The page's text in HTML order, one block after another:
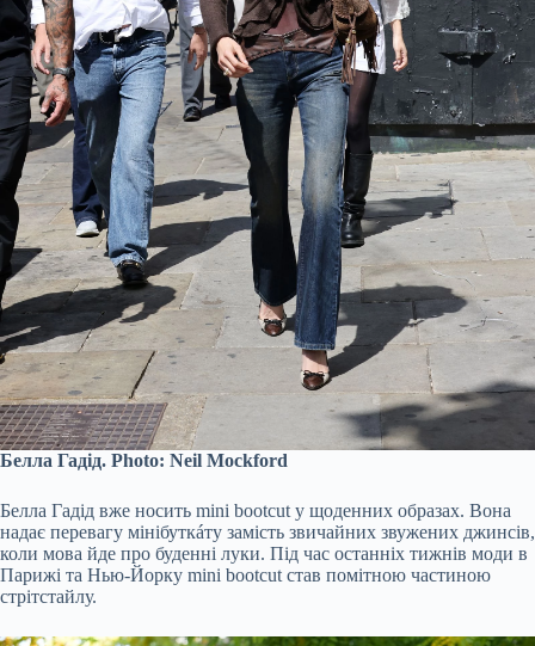
Белла Гадід. Photo: Neil Mockford
Белла Гадід вже носить mini bootcut у щоденних образах. Вона
надає перевагу мінібуткáту замість звичайних звужених джинсів,
коли мова йде про буденні луки. Під час останніх тижнів моди в
Парижі та Нью-Йорку mini bootcut став помітною частиною
стрітстайлу.